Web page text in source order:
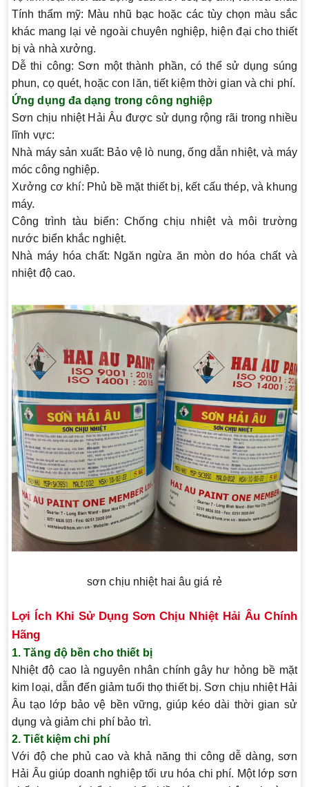
Tính thẩm mỹ: Màu nhũ bạc hoặc các tùy chọn màu sắc
khác mang lại vẻ ngoài chuyên nghiệp, hiện đại cho thiết
bị và nhà xưởng.
Dễ thi công: Sơn một thành phần, có thể sử dụng súng
phun, cọ quét, hoặc con lăn, tiết kiệm thời gian và chi phí.
Ứng dụng đa dạng trong công nghiệp
Sơn chịu nhiệt Hải Âu được sử dụng rộng rãi trong nhiều
lĩnh vực:
Nhà máy sản xuất: Bảo vệ lò nung, ống dẫn nhiệt, và máy
móc công nghiệp.
Xưởng cơ khí: Phủ bề mặt thiết bị, kết cấu thép, và khung
máy.
Công trình tàu biển: Chống chịu nhiệt và môi trường
nước biển khắc nghiệt.
Nhà máy hóa chất: Ngăn ngừa ăn mòn do hóa chất và
nhiệt độ cao.
sơn chịu nhiệt hai âu giá rẻ
Lợi Ích Khi Sử Dụng Sơn Chịu Nhiệt Hải Âu Chính
Hãng
1. Tăng độ bền cho thiết bị
Nhiệt độ cao là nguyên nhân chính gây hư hỏng bề mặt
kim loại, dẫn đến giảm tuổi thọ thiết bị. Sơn chịu nhiệt Hải
Âu tạo lớp bảo vệ bền vững, giúp kéo dài thời gian sử
dụng và giảm chi phí bảo trì.
2. Tiết kiệm chi phí
Với độ che phủ cao và khả năng thi công dễ dàng, sơn
Hải Âu giúp doanh nghiệp tối ưu hóa chi phí. Một lớp sơn